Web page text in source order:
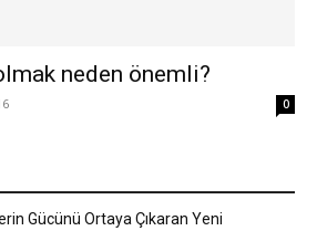
neden önemli?
0
Gücünü Ortaya Çıkaran Yeni